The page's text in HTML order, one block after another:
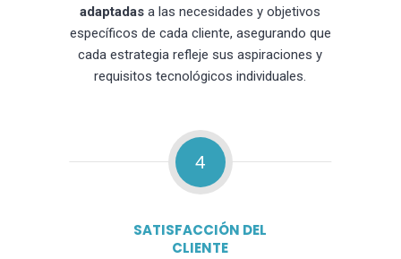
adaptadas a las necesidades y objetivos
específicos de cada cliente, asegurando que
cada estrategia refleje sus aspiraciones y
requisitos tecnológicos individuales.
4
SATISFACCIÓN DEL
CLIENTE